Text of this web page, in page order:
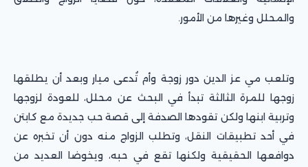
والمحلل وغيرها من الأمور.
وتلعب مي عز الدين دور زوجة وأم تُدعى ميار وبعد أن يطلقها
زوجها للمرة الثالثة تبدأ في البحث عن محلل، للعودة لزوجها
وتربية ابنها ولكن تقودها الصدفة إلى قصة حب جديدة مع كابتن
في أحد تطبيقات النقل، وتطلب الزواج منه دون أن تخبره عن
دوافعها الحقيقية ولكنها تقع في حبه، ويخوضا العديد من